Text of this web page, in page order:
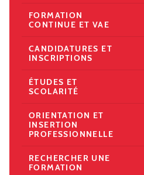
FORMATION
CONTINUE ET VAE
CANDIDATURES ET
INSCRIPTIONS
ÉTUDES ET
SCOLARITÉ
ORIENTATION ET
INSERTION
PROFESSIONNELLE
RECHERCHER UNE
FORMATION